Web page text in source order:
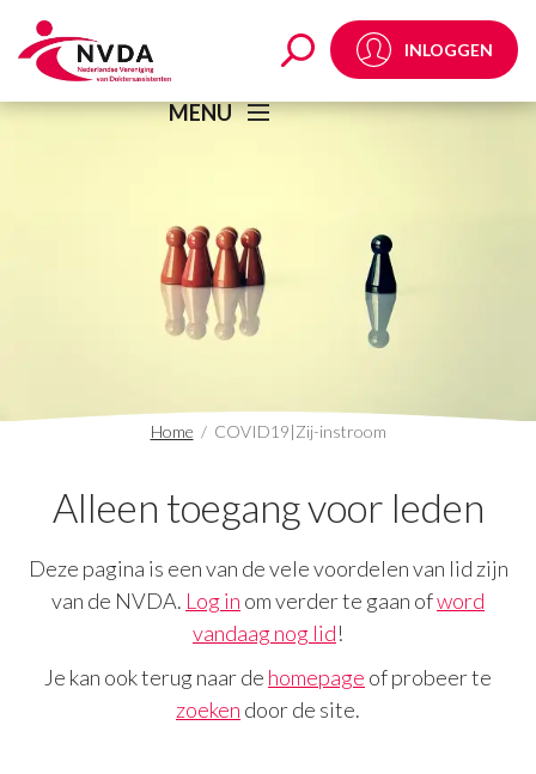
COVID19|Zij- INLOGGEN
MENU
Home / COVID19|Zij-instroom
Alleen toegang voor leden
Deze pagina is een van de vele voordelen van lid zijn
van de NVDA. Log in om verder te gaan ofword
vandaag nog lid!
Je kan ook terug naar de homepage of probeer te
zoeken door de site.